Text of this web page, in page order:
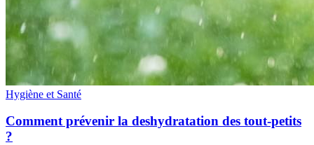
Hygiène et Santé
Comment prévenir la deshydratation des tout-petits
?